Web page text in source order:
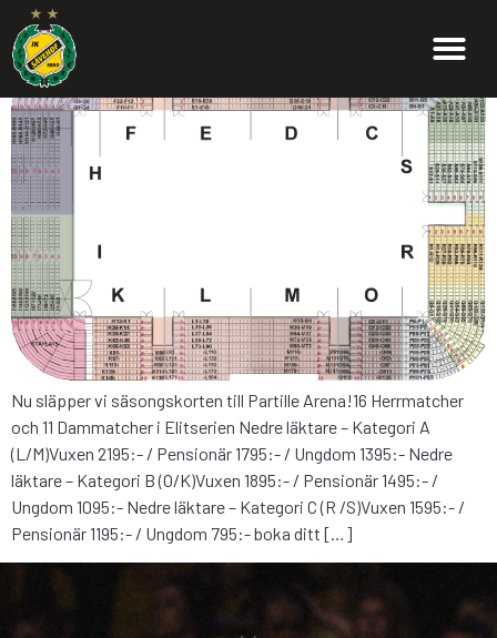
Nu släpper vi säsongskorten till Partille Arena!16 Herrmatcher
och 11 Dammatcher i Elitserien Nedre läktare – Kategori A
(L/M)Vuxen 2195:- / Pensionär 1795:- / Ungdom 1395:- Nedre
läktare – Kategori B (O/K)Vuxen 1895:- / Pensionär 1495:- /
Ungdom 1095:- Nedre läktare – Kategori C (R /S)Vuxen 1595:- /
Pensionär 1195:- / Ungdom 795:- boka ditt […]